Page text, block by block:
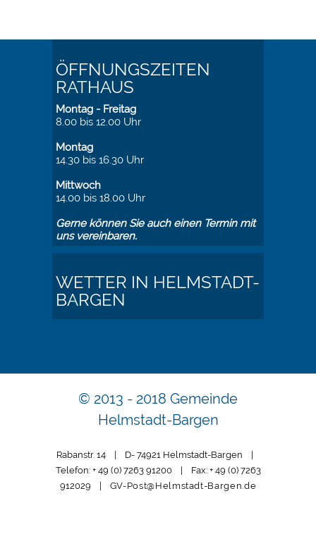
ÖFFNUNGSZEITEN
RATHAUS
Montag - Freitag
8.00 bis 12.00 Uhr
Montag
14.30 bis 16.30 Uhr
Mittwoch
14.00 bis 18.00 Uhr
Gerne können Sie auch einen Termin mit
uns vereinbaren.
WETTER IN HELMSTADT-
BARGEN
© 2013 - 2018 Gemeinde
Helmstadt-Bargen
Rabanstr. 14 | D- 74921 Helmstadt-Bargen |
Telefon: + 49 (0) 7263 91200 | Fax: + 49 (0) 7263
912029 | GV-Post@Helmstadt-Bargen.de